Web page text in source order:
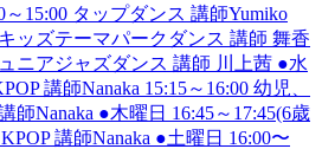
15:00 タップダンス 講師Yumiko
ッズテーマパークダンス 講師 舞香
ニアジャズダンス 講師 川上茜 ●水
講師Nanaka 15:15～16:00 幼児、
師Nanaka ●木曜日 16:45～17:45(6歳
講師Nanaka ●土曜日 16:00〜